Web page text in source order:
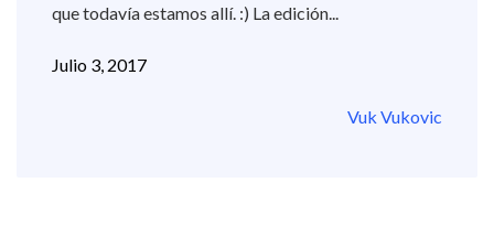
que todavía estamos allí. :) La edición...
Julio 3, 2017
Vuk Vukovic